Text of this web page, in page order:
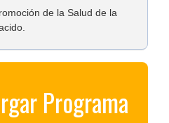
de la Salud de la
Programa